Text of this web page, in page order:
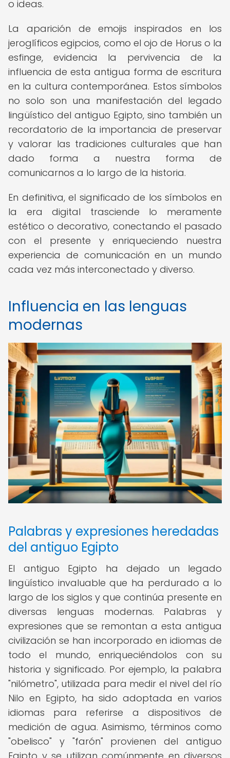
o ideas.
La aparición de emojis inspirados en los
jeroglíficos egipcios, como el ojo de Horus o la
esfinge, evidencia la pervivencia de la
influencia de esta antigua forma de escritura
en la cultura contemporánea. Estos símbolos
no solo son una manifestación del legado
lingüístico del antiguo Egipto, sino también un
recordatorio de la importancia de preservar
y valorar las tradiciones culturales que han
dado forma a nuestra forma de
comunicarnos a lo largo de la historia.
En definitiva, el significado de los símbolos en
la era digital trasciende lo meramente
estético o decorativo, conectando el pasado
con el presente y enriqueciendo nuestra
experiencia de comunicación en un mundo
cada vez más interconectado y diverso.
Influencia en las lenguas
modernas
Palabras y expresiones heredadas
del antiguo Egipto
El antiguo Egipto ha dejado un legado
lingüístico invaluable que ha perdurado a lo
largo de los siglos y que continúa presente en
diversas lenguas modernas. Palabras y
expresiones que se remontan a esta antigua
civilización se han incorporado en idiomas de
todo el mundo, enriqueciéndolos con su
historia y significado. Por ejemplo, la palabra
"nilómetro", utilizada para medir el nivel del río
Nilo en Egipto, ha sido adoptada en varios
idiomas para referirse a dispositivos de
medición de agua. Asimismo, términos como
"obelisco" y "farón" provienen del antiguo